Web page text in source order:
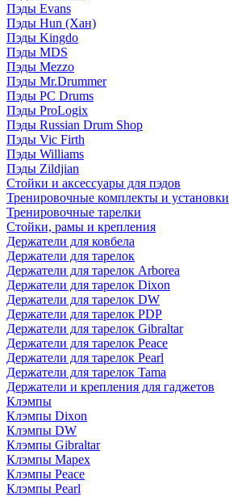
Пэды Evans
Пэды Hun (Хан)
Пэды Kingdo
Пэды MDS
Пэды Mezzo
Пэды Mr.Drummer
Пэды PC Drums
Пэды ProLogix
Пэды Russian Drum Shop
Пэды Vic Firth
Пэды Williams
Пэды Zildjian
Стойки и аксессуары для пэдов
Тренировочные комплекты и установки
Тренировочные тарелки
Стойки, рамы и крепления
Держатели для ковбела
Держатели для тарелок
Держатели для тарелок Arborea
Держатели для тарелок Dixon
Держатели для тарелок DW
Держатели для тарелок PDP
Держатели для тарелок Gibraltar
Держатели для тарелок Peace
Держатели для тарелок Pearl
Держатели для тарелок Tama
Держатели и крепления для гаджетов
Клэмпы
Клэмпы Dixon
Клэмпы DW
Клэмпы Gibraltar
Клэмпы Mapex
Клэмпы Peace
Клэмпы Pearl